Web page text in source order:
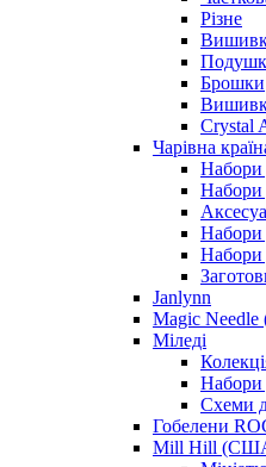
Різне
Брошки
Crystal
Чарівна
Набори
Набори
Набори
Набори
Janlynn
Magic
Міледі
Набори
Схеми
Гобелени
Mill Hill